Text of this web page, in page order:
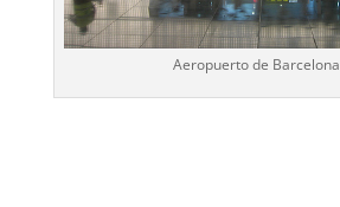
Aeropuerto de Barcelona